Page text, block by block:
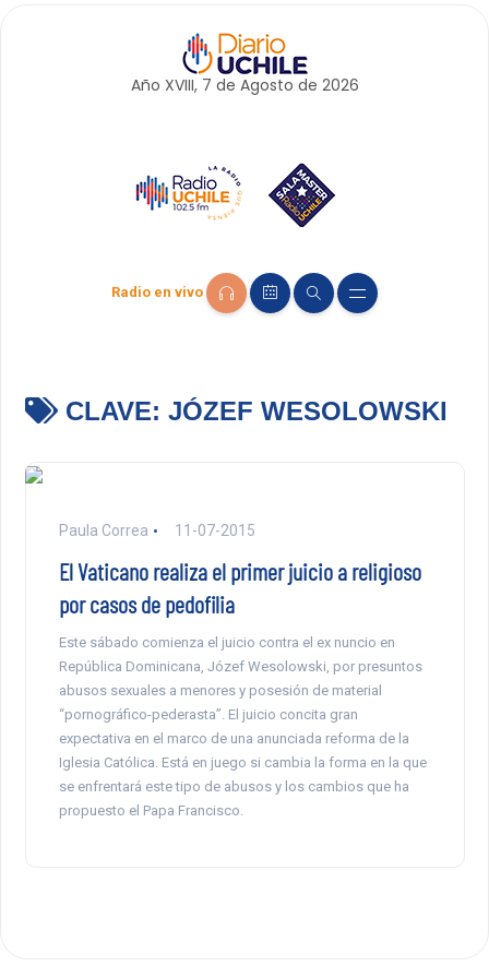
Año XVIII, 7 de Agosto de 2026
Radio en vivo
CLAVE: JÓZEF WESOLOWSKI
Paula Correa 11-07-2015
El Vaticano realiza el primer juicio a religioso
por casos de pedofilia
Este sábado comienza el juicio contra el ex nuncio en
República Dominicana, Józef Wesolowski, por presuntos
abusos sexuales a menores y posesión de material
“pornográfico-pederasta”. El juicio concita gran
expectativa en el marco de una anunciada reforma de la
Iglesia Católica. Está en juego si cambia la forma en la que
se enfrentará este tipo de abusos y los cambios que ha
propuesto el Papa Francisco.